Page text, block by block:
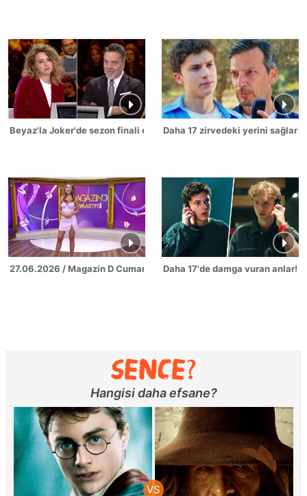
Beyaz'la Joker'de sezon finali coşkusu!Daha 17 zirvedeki yerini
27.06.2026 / Magazin D Cumartesi Daha 17'de damga vuran anlar!
Hangisi daha efsane?